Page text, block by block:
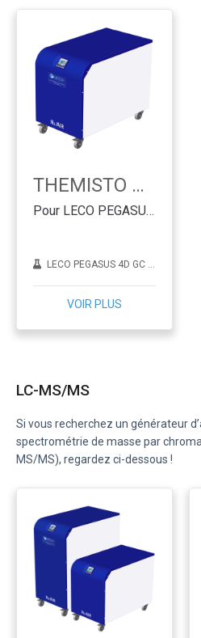
THEMISTO PEGA
Pour LECO PEGASUS - Technologie PSA
LECO PEGASUS 4D GC x GC-TOFMS
VOIR PLUS
LC-MS/MS
Si vous recherchez un générateur
spectrométrie de masse par
MS/MS), regardez ci-dessous !